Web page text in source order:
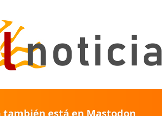
también está en Mastodon